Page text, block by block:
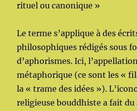
rituel ou canonique »
Le terme s’applique à des
philosophiques rédigés sous
d’aphorismes. Ici,
métaphorique (ce sont les «
la « trame des idées »).
religieuse bouddhiste a fait du